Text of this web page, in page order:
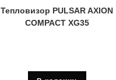
из 5
Тепловизор PULSAR AXION
COMPACT XG35